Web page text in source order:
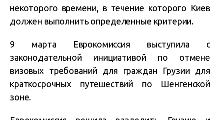
некоторого времени, в течение которого Киев
должен выполнить определенные критерии.
9 марта Еврокомиссия выступила с
законодательной инициативой по отмене
визовых требований для граждан Грузии для
краткосрочных путешествий по Шенгенской
зоне.